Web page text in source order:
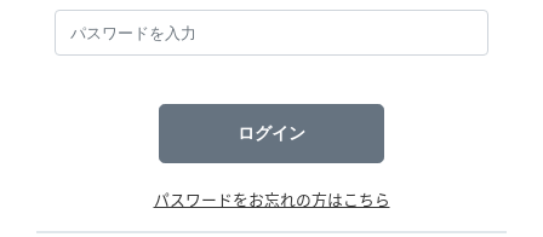
ログイン
パスワードをお忘れの方はこちら